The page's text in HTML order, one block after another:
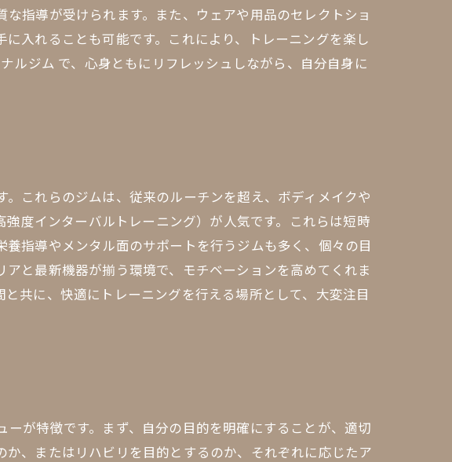
指導が受けられます。また、ウェアや用品のセレクトショ
入れることも可能です。これにより、トレーニングを楽し
ルジム で、心身ともにリフレッシュしながら、自分自身に
これらのジムは、従来のルーチンを超え、ボディメイクや
度インターバルトレーニング）が人気です。これらは短時
指導やメンタル面のサポートを行うジムも多く、個々の目
と最新機器が揃う環境で、モチベーションを高めてくれま
共に、快適にトレーニングを行える場所として、大変注目
が特徴です。まず、自分の目的を明確にすることが、適切
、またはリハビリを目的とするのか、それぞれに応じたア